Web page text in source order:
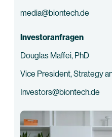
media@biontech.de
Investoranfragen
Douglas Maffei, PhD
Vice President, Strategy
Investors@biontech.de